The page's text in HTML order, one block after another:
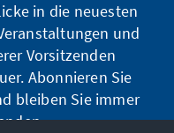
in die neuesten
und
Vorsitzenden
Abonnieren Sie
bleiben Sie immer